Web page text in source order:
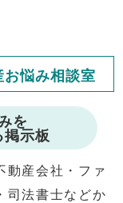
談ください。
きます
悩み相談室
を
示板
動産会社・ファ
司法書士などか